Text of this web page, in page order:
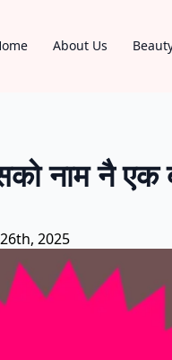
About Us
नाम नै एक
2025